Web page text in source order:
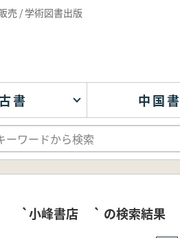
売 / 学術図書出版
書 中国書
`小峰書店 ` の検索結果